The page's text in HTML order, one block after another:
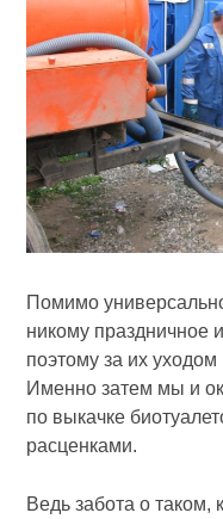
Помимо
никому праздничное
поэтому за их
Именно затем мы и
по выкачке
расценками.
Ведь забота о таком,